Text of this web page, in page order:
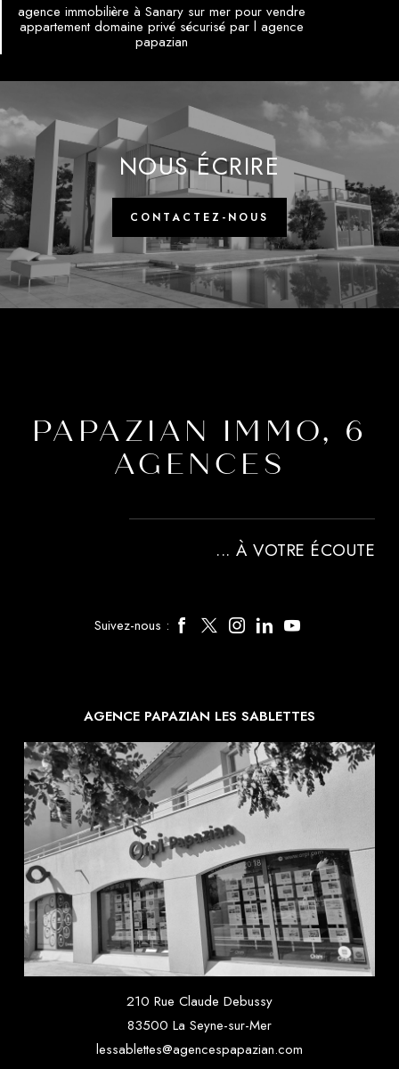
agence immobilière à Sanary sur mer pour vendre
appartement domaine privé sécurisé par l agence
papazian
NOUS ÉCRIRE
CONTACTEZ-NOUS
PAPAZIAN IMMO, 6
AGENCES
... À VOTRE ÉCOUTE
Suivez-nous :
AGENCE PAPAZIAN LES SABLETTES
210 Rue Claude Debussy
83500 La Seyne-sur-Mer
lessablettes@agencespapazian.com